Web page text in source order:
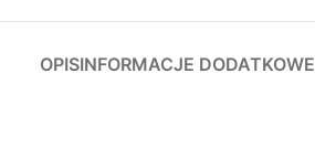
OPISINFORMACJE DODATKOWE